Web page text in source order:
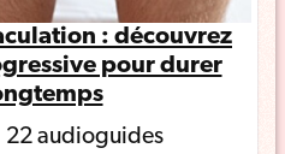
: découvrez
pour durer
22 audioguides